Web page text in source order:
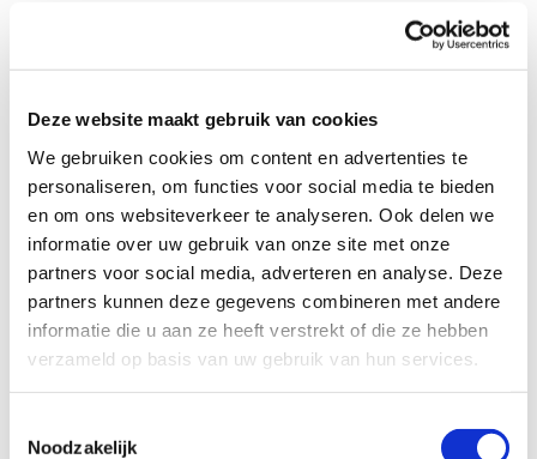
Deze website maakt gebruik van cookies
We gebruiken cookies om content en advertenties te
personaliseren, om functies voor social media te bieden
en om ons websiteverkeer te analyseren. Ook delen we
informatie over uw gebruik van onze site met onze
partners voor social media, adverteren en analyse. Deze
partners kunnen deze gegevens combineren met andere
informatie die u aan ze heeft verstrekt of die ze hebben
verzameld op basis van uw gebruik van hun services.
Noodzakelijk